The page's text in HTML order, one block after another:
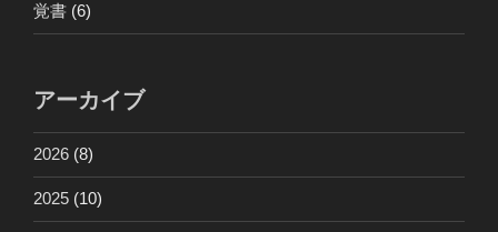
覚書 (6)
アーカイブ
2026 (8)
2025 (10)